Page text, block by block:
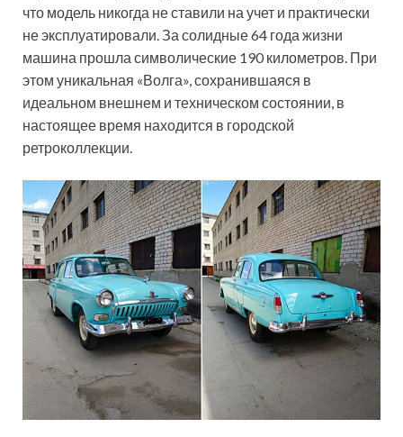
что модель никогда не ставили на учет и практически
не эксплуатировали. За солидные 64 года жизни
машина прошла символические 190 километров. При
этом уникальная «Волга», сохранившаяся в
идеальном внешнем и техническом состоянии, в
настоящее время находится в городской
ретроколлекции.